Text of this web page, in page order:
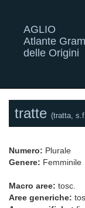
AGLIO
Atlante
delle Origini
tratte (tratta,
Numero: Plurale
Genere: Femminile
Macro aree: tosc.
Aree generiche: